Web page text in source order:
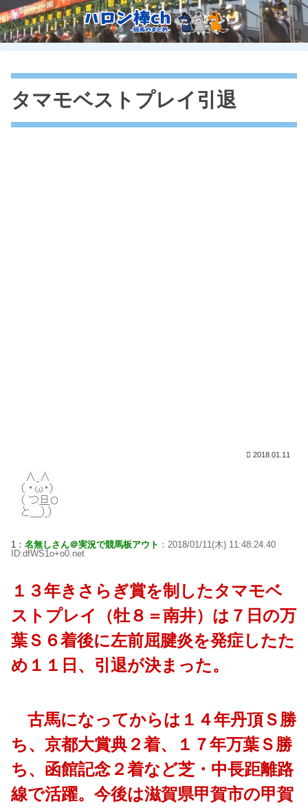
タマモベストプレイ引退
2018.01.11
1： 名無しさん＠実況で競馬板アウト ：2018/01/11(木) 11:48:24.40
ID:dfWS1o+o0.net
１３年きさらぎ賞を制したタマモベ
ストプレイ（牡８＝南井）は７日の万
葉Ｓ６着後に左前屈腱炎を発症したた
め１１日、引退が決まった。
古馬になってからは１４年丹頂Ｓ勝
ち、京都大賞典２着、１７年万葉Ｓ勝
ち、函館記念２着など芝・中長距離路
線で活躍。今後は滋賀県甲賀市の甲賀